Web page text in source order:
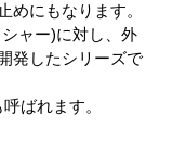
めにもなります。
ャー)に対し、外
発したシリーズで
ばれます。